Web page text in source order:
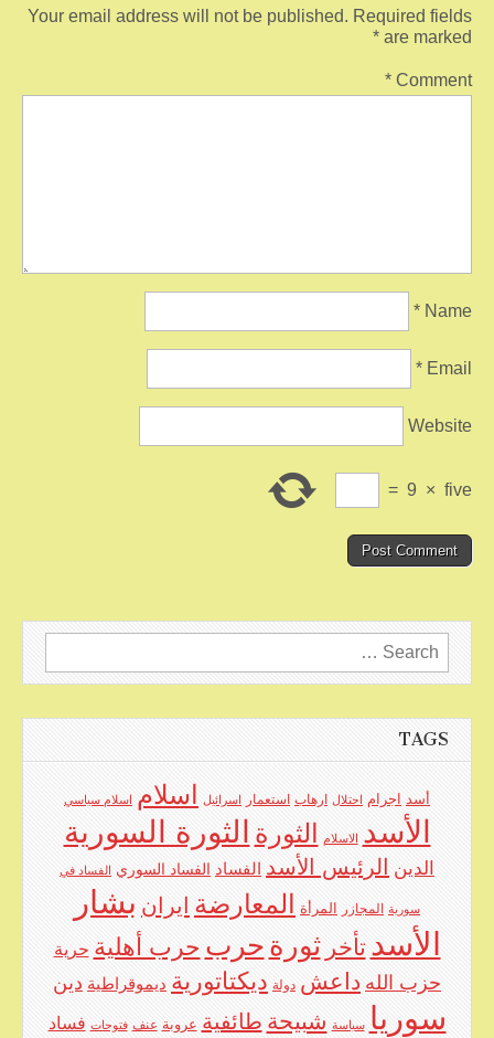
Your email address will not be published. Required fields
are marked
*
Comment
*
Name
*
Email
*
Website
five
×
9
=
Search
for:
TAGS
أسد اجرام احتلال ارهاب استعمار اسرائيل اسلام اسلام سياسي
الأسد الاسلام الثورة الثورة السورية
الدين الرئيس الأسد الفساد الفساد السوري الفساد في
سورية المجازر المرأة المعارضة ايران بشار
الأسد تأخر ثورة حرب حرب أهلية حرية
حزب الله داعش دولة ديكتاتورية ديموقراطية دين
سوريا سياسة شبيحة طائفية عروبة عنف فتوحات فساد